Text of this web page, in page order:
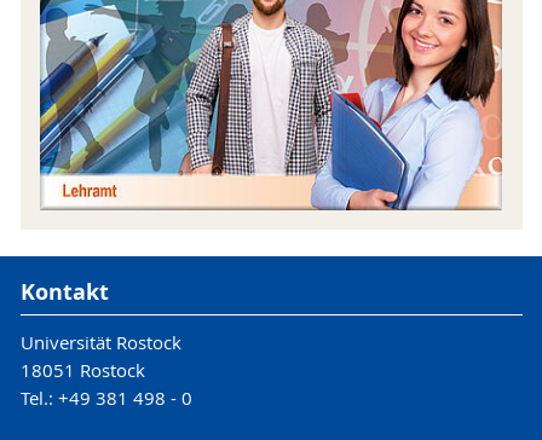
Kontakt
Universität Rostock
18051 Rostock
Tel.: +49 381 498 - 0